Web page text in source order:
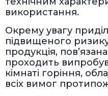
використання.
Окрему увагу
підвищеного
продукція,
проходить
кімнаті горіння,
всіх вимог